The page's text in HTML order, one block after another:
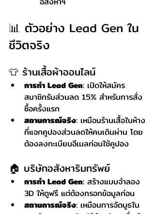
📊 ตัวอย่าง Lead Gen ใน
ชีวิตจริง
👕 ร้านเสื้อผ้าออนไลน์
การทำ Lead Gen: เปิดให้สมัคร
สมาชิกรับส่วนลด 15% สำหรับการสั่ง
ซื้อครั้งแรก
สถานการณ์จริง: เหมือนร้านเสื้อในห้าง
ที่แจกคูปองส่วนลดให้คนเดินผ่าน โดย
ต้องลงทะเบียนอีเมลก่อนใช้คูปอง
🏠 บริษัทอสังหาริมทรัพย์
การทำ Lead Gen: สร้างแบบจำลอง
3D ให้ดูฟรี แต่ต้องกรอกข้อมูลก่อน
สถานการณ์จริง: เหมือนการจัดบูธใน